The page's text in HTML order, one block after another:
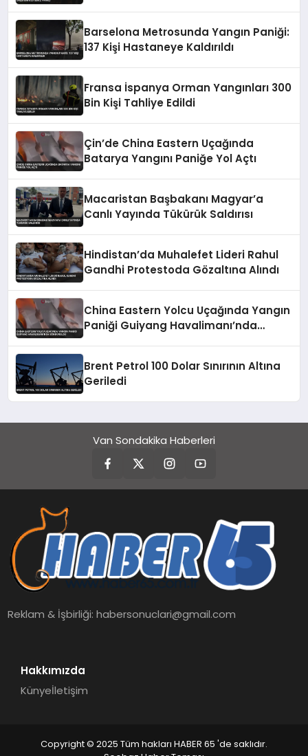
Barselona Metrosunda Yangın Paniği:
137 Kişi Hastaneye Kaldırıldı
Fransa İspanya Orman Yangınları 300
Bin Kişi Tahliye Edildi
Çin’de China Eastern Uçağında
Batarya Yangını Paniğe Yol Açtı
Macaristan Başbakanı Magyar’a
Canlı Yayında Tükürük Saldırısı
Hindistan’da Muhalefet Lideri Rahul
Gandhi Protestoda Gözaltına Alındı
China Eastern Yolcu Uçağında Yangın
Paniği Guiyang Havalimanı’nda
Brent Petrol 100 Dolar Sınırının Altına
Geriledi
Van Sondakika Haberleri
Reklam & İşbirliği:habersonuclari@gmail.com
Hakkımızda
Künyeİletişim
Copyright © 2025 Tüm hakları HABER 65 'de saklıdır.